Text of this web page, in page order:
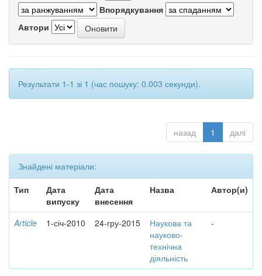
Впорядкування
Автори
Результати 1-1 зі 1 (час пошуку: 0.003 секунди).
назад 1 далі
Знайдені матеріали:
Тип
Дата
випуску
Дата
внесення
Назва Автор(и)
Article 1-січ-2010 24-гру-2015
Наукова та
науково-
технічна
діяльність
-